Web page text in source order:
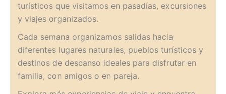
turísticos que visitamos en pasadías, excursiones
y viajes organizados.
Cada semana organizamos salidas hacia
diferentes lugares naturales, pueblos turísticos y
destinos de descanso ideales para disfrutar en
familia, con amigos o en pareja.